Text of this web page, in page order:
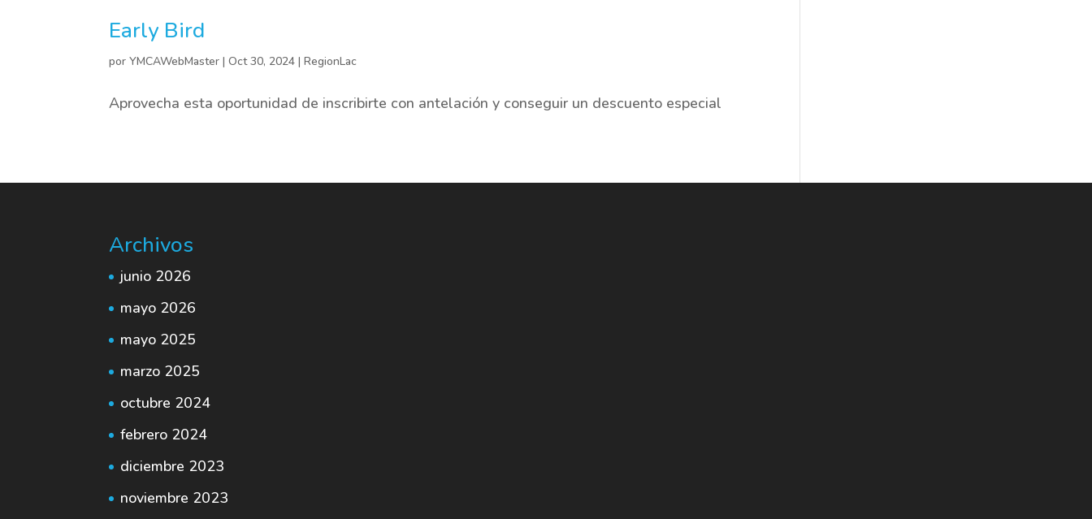
Early Bird
porYMCAWebMaster |Oct 30, 2024 |RegionLac
Aprovecha esta oportunidad de inscribirte con antelación y conseguir un descuento especial
Archivos
junio 2026
mayo 2026
mayo 2025
marzo 2025
octubre 2024
febrero 2024
diciembre 2023
noviembre 2023